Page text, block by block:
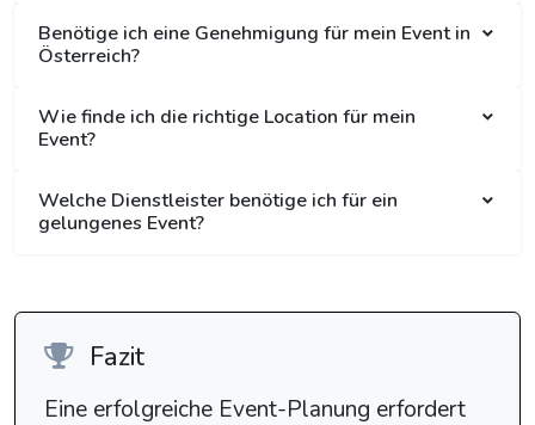
Benötige ich eine Genehmigung für mein Event in
Österreich?
Wie finde ich die richtige Location für mein
Event?
Welche Dienstleister benötige ich für ein
gelungenes Event?
Fazit
Eine erfolgreiche Event-Planung erfordert